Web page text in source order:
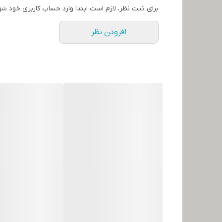
برای ثبت نظر، لازم است ابتدا وارد حساب کاربری خود
افزودن نظر